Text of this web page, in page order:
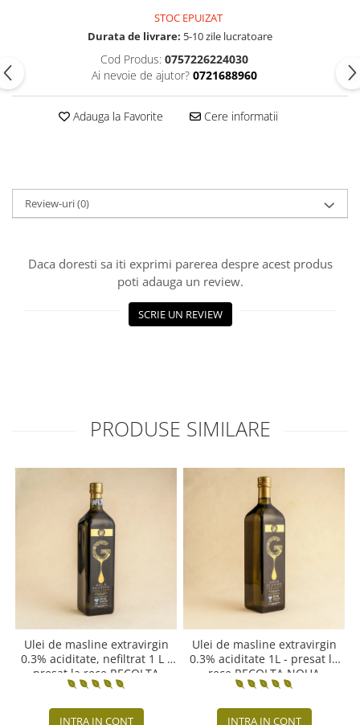
STOC EPUIZAT
Durata de livrare: 5-10 zile lucratoare
Cod Produs: 0757226224030
Ai nevoie de ajutor? 0721688960
Adauga la Favorite Cere informatii
Review-uri(0)
Daca doresti sa iti exprimi parerea despre acest produs
poti adauga un review.
SCRIE UN REVIEW
PRODUSE SIMILARE
Ulei de masline extravirgin
0.3% aciditate, nefiltrat 1 L -
presat la rece RECOLTA
NOUA
INTRA IN CONT
Ulei de masline extravirgin
0.3% aciditate 1L - presat la
rece RECOLTA NOUA
INTRA IN CONT